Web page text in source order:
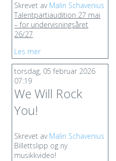
Skrevet av Malin Schavenius
Talentpartiaudition 27 mai
– for undervisningsåret
26/27
Les mer
torsdag, 05 februar 2026
07:19
We Will Rock
You!
Skrevet av Malin Schavenius
Billettslipp og ny
musikkvideo!